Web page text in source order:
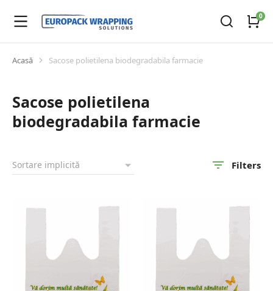
You are here:
Acasă Sacose polietilena biodegradabila farmacie
Sacose polietilena
biodegradabila farmacie
Filters